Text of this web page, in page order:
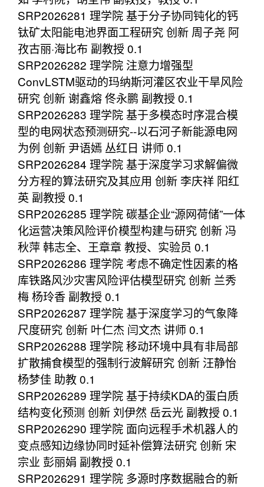
SRP2026281 理学院 基于分子协同钝化的钙
钛矿太阳能电池界面工程研究 创新 周子尧 阿
孜古丽·海比布 副教授 0.1
SRP2026282 理学院 注意力增强型
ConvLSTM驱动的玛纳斯河灌区农业干旱风险
研究 创新 谢鑫熔 佟永鹏 副教授 0.1
SRP2026283 理学院 基于多模态时序混合模
型的电网状态预测研究--以石河子新能源电网
为例 创新 尹语嫣 丛红日 讲师 0.1
SRP2026284 理学院 基于深度学习求解偏微
分方程的算法研究及其应用 创新 李庆祥 阳红
英 副教授 0.1
SRP2026285 理学院 碳基企业“源网荷储”一体
化运营决策风险评价模型构建与研究 创新 冯
秋萍 韩志全、王章章 教授、实验员 0.1
SRP2026286 理学院 考虑不确定性因素的格
库铁路风沙灾害风险评估模型研究 创新 兰秀
梅 杨玲香 副教授 0.1
SRP2026287 理学院 基于深度学习的气象降
尺度研究 创新 叶仁杰 闫文杰 讲师 0.1
SRP2026288 理学院 移动环境中具有非局部
扩散捕食模型的强制行波解研究 创新 汪静怡
杨梦佳 助教 0.1
SRP2026289 理学院 基于持续KDA的蛋白质
结构变化预测 创新 刘伊然 岳云光 副教授 0.1
SRP2026290 理学院 面向远程手术机器人的
变点感知边缘协同时延补偿算法研究 创新 宋
宗业 彭丽娟 副教授 0.1
SRP2026291 理学院 多源时序数据融合的新